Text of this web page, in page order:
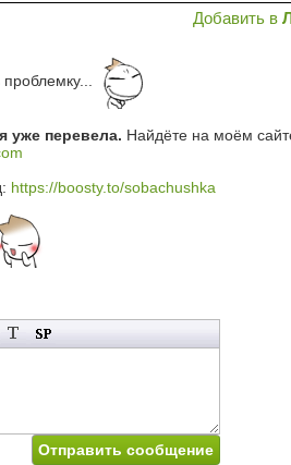
Добавить в
уже перевела. Найдёте на моём
https://boosty.to/sobachushka